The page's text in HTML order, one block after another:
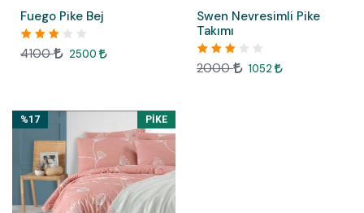
Fuego Pike Bej
4100 2500
Swen Nevresimli Pike
Takımı
2000 1052
%17 PIKE